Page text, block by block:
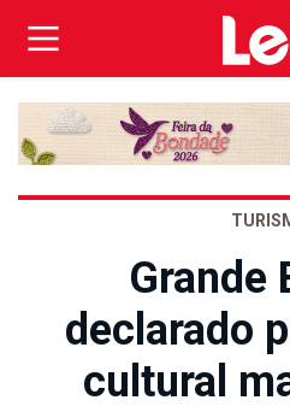
Grande
declarado
cultural